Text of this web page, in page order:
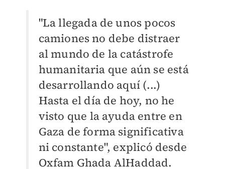
"La llegada de unos pocos
camiones no debe distraer
al mundo de la catástrofe
humanitaria que aún se está
desarrollando aquí (...)
Hasta el día de hoy, no he
visto que la ayuda entre en
Gaza de forma significativa
ni constante", explicó desde
Oxfam Ghada AlHaddad.